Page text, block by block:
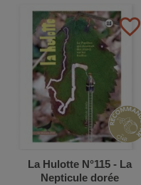
favorite_border
La Hulotte N°115 - La
Nepticule dorée